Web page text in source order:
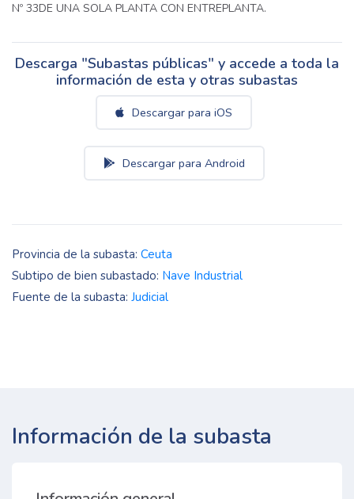
Nº 33DE UNA SOLA PLANTA CON ENTREPLANTA.
Descarga "Subastas públicas" y accede a toda la
información de esta y otras subastas
Descargar para iOS
Descargar para Android
Provincia de la subasta: Ceuta
Subtipo de bien subastado: Nave Industrial
Fuente de la subasta: Judicial
Información de la subasta